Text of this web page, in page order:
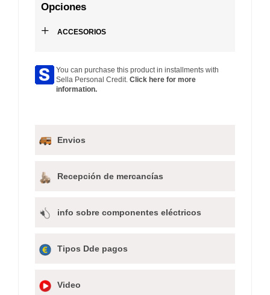
Opciones
+ ACCESORIOS
You can purchase this product in installments with
Sella Personal Credit. Click here for more
information.
Envios
Recepción de mercancías
info sobre componentes eléctricos
Tipos Dde pagos
Video